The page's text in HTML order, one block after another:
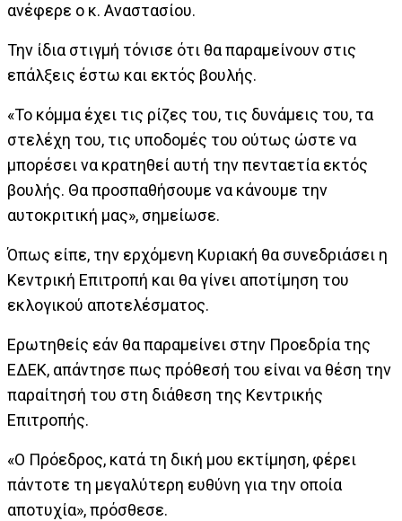
ανέφερε ο κ. Αναστασίου.
Την ίδια στιγμή τόνισε ότι θα παραμείνουν στις
επάλξεις έστω και εκτός βουλής.
«Το κόμμα έχει τις ρίζες του, τις δυνάμεις του, τα
στελέχη του, τις υποδομές του ούτως ώστε να
μπορέσει να κρατηθεί αυτή την πενταετία εκτός
βουλής. Θα προσπαθήσουμε να κάνουμε την
αυτοκριτική μας», σημείωσε.
Όπως είπε, την ερχόμενη Κυριακή θα συνεδριάσει η
Κεντρική Επιτροπή και θα γίνει αποτίμηση του
εκλογικού αποτελέσματος.
Ερωτηθείς εάν θα παραμείνει στην Προεδρία της
ΕΔΕΚ, απάντησε πως πρόθεσή του είναι να θέση την
παραίτησή του στη διάθεση της Κεντρικής
Επιτροπής.
«Ο Πρόεδρος, κατά τη δική μου εκτίμηση, φέρει
πάντοτε τη μεγαλύτερη ευθύνη για την οποία
αποτυχία», πρόσθεσε.